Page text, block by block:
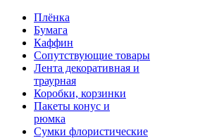
Плёнка
Бумага
Каффин
Сопутствующие товары
Лента декоративная и
траурная
Коробки, корзинки
Пакеты конус и
рюмка
Сумки флористические